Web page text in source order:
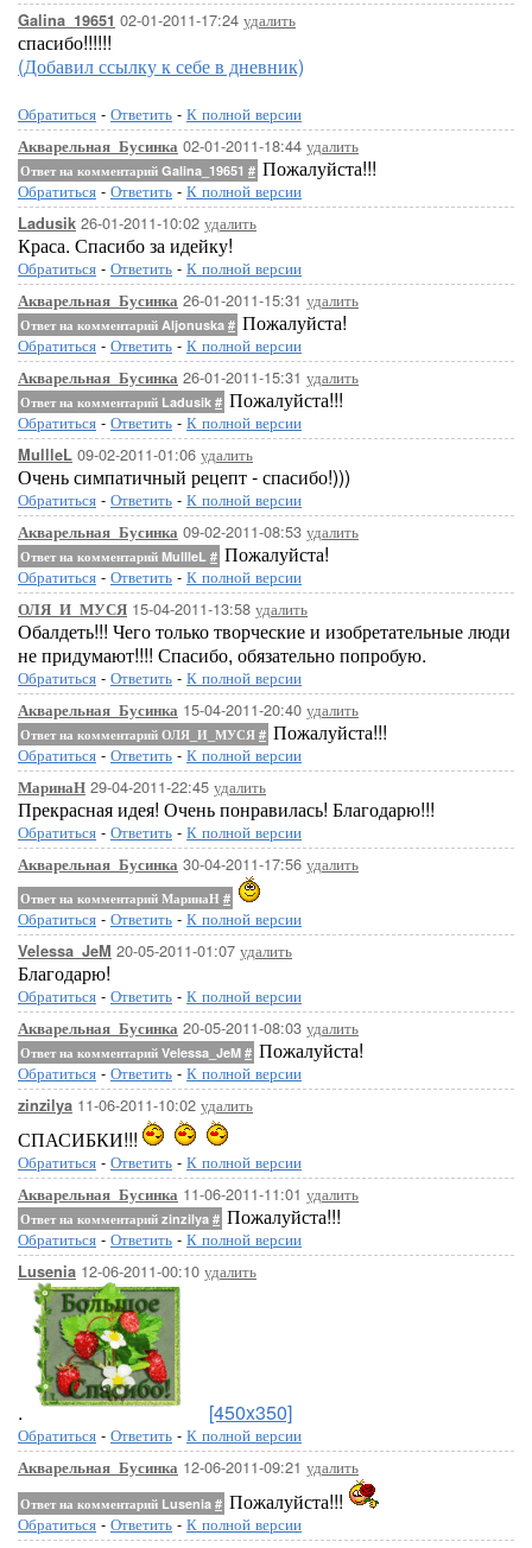
Galina_19651 02-01-2011-17:24 удалить
спасибо!!!!!!
(Добавил ссылку к себе в дневник)
Обратиться - Ответить - К полной версии
Акварельная_Бусинка 02-01-2011-18:44 удалить
Ответ на комментарий Galina_19651 # Пожалуйста!!!
Обратиться - Ответить - К полной версии
Ladusik 26-01-2011-10:02 удалить
Краса. Спасибо за идейку!
Обратиться - Ответить - К полной версии
Акварельная_Бусинка 26-01-2011-15:31 удалить
Ответ на комментарий Aljonuska # Пожалуйста!
Обратиться - Ответить - К полной версии
Акварельная_Бусинка 26-01-2011-15:31 удалить
Ответ на комментарий Ladusik # Пожалуйста!!!
Обратиться - Ответить - К полной версии
MullleL 09-02-2011-01:06 удалить
Очень симпатичный рецепт - спасибо!)))
Обратиться - Ответить - К полной версии
Акварельная_Бусинка 09-02-2011-08:53 удалить
Ответ на комментарий MullleL # Пожалуйста!
Обратиться - Ответить - К полной версии
ОЛЯ_И_МУСЯ 15-04-2011-13:58 удалить
Обалдеть!!! Чего только творческие и изобретательные люди
не придумают!!!! Спасибо, обязательно попробую.
Обратиться - Ответить - К полной версии
Акварельная_Бусинка 15-04-2011-20:40 удалить
Ответ на комментарий ОЛЯ_И_МУСЯ # Пожалуйста!!!
Обратиться - Ответить - К полной версии
МаринаН 29-04-2011-22:45 удалить
Прекрасная идея! Очень понравилась! Благодарю!!!
Обратиться - Ответить - К полной версии
Акварельная_Бусинка 30-04-2011-17:56 удалить
Ответ на комментарий МаринаН #
Обратиться - Ответить - К полной версии
Velessa_JeM 20-05-2011-01:07 удалить
Благодарю!
Обратиться - Ответить - К полной версии
Акварельная_Бусинка 20-05-2011-08:03 удалить
Ответ на комментарий Velessa_JeM # Пожалуйста!
Обратиться - Ответить - К полной версии
zinzilya 11-06-2011-10:02 удалить
СПАСИБКИ!!!
Обратиться - Ответить - К полной версии
Акварельная_Бусинка 11-06-2011-11:01 удалить
Ответ на комментарий zinzilya # Пожалуйста!!!
Обратиться - Ответить - К полной версии
Lusenia 12-06-2011-00:10 удалить
. [450x350]
Обратиться - Ответить - К полной версии
Акварельная_Бусинка 12-06-2011-09:21 удалить
Ответ на комментарий Lusenia # Пожалуйста!!!
Обратиться - Ответить - К полной версии